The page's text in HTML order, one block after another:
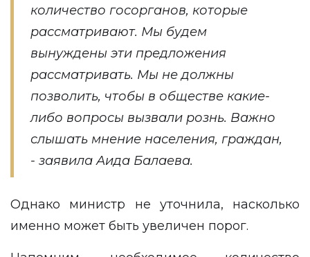
количество госорганов, которые
рассматривают. Мы будем
вынуждены эти предложения
рассматривать. Мы не должны
позволить, чтобы в обществе какие-
либо вопросы вызвали рознь. Важно
слышать мнение населения, граждан,
- заявила Аида Балаева.
Однако министр не уточнила, насколько
именно может быть увеличен порог.